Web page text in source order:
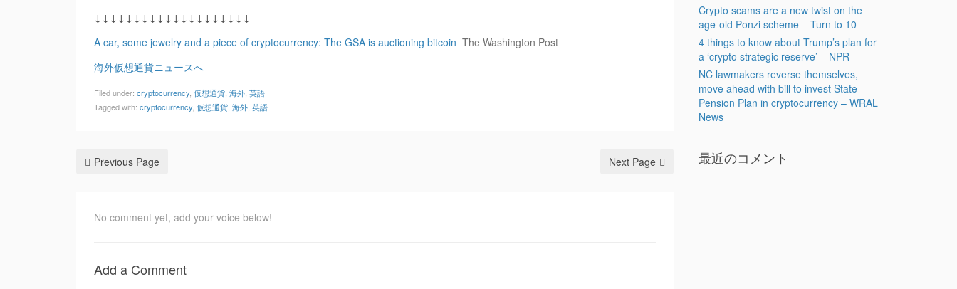
↓↓↓↓↓↓↓↓↓↓↓↓↓↓↓↓↓↓↓↓
A car, some jewelry and a piece of cryptocurrency: The GSA is auctioning bitcoin The Washington Post
海外仮想通貨ニュースへ
Filed under: cryptocurrency 仮想通貨 海外 英語
Tagged with: cryptocurrency 仮想通貨 海外 英語
Previous Page Next Page
No comment yet, add your voice below!
Add a Comment
Crypto scams are a new twist on the
age-old Ponzi scheme – Turn to 10
4 things to know about Trump’s plan for
a ‘crypto strategic reserve’ – NPR
NC lawmakers reverse themselves,
move ahead with bill to invest State
Pension Plan in cryptocurrency – WRAL
News
最近のコメント